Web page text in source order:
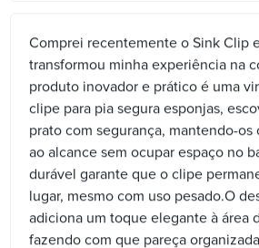
Comprei recentemente o Sink Clip
transformou minha experiência na
produto inovador e prático é uma
clipe para pia segura esponjas,
prato com segurança, mantendo-
ao alcance sem ocupar espaço no
durável garante que o clipe
lugar, mesmo com uso pesado.O
adiciona um toque elegante à área
fazendo com que pareça